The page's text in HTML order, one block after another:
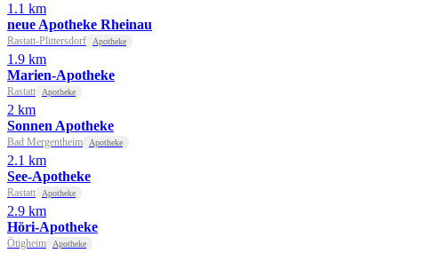
1.1 km
neue Apotheke Rheinau
Rastatt-Plittersdorf Apotheke
1.9 km
Marien-Apotheke
Rastatt Apotheke
2 km
Sonnen Apotheke
Bad Mergentheim Apotheke
2.1 km
See-Apotheke
Rastatt Apotheke
2.9 km
Höri-Apotheke
Ötigheim Apotheke